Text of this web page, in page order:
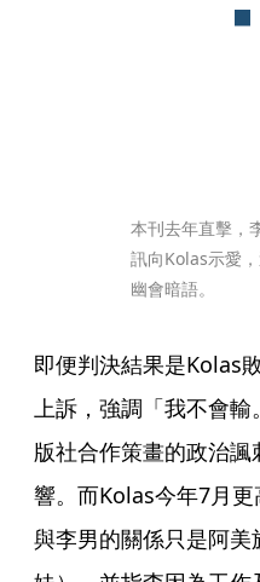
本刊去年直擊，
訊向Kolas示愛
幽會暗語。
即便判決結果是Kolas
上訴，強調「我不會
版社合作策畫的政治
響。而Kolas今年7月
與李男的關係只是阿